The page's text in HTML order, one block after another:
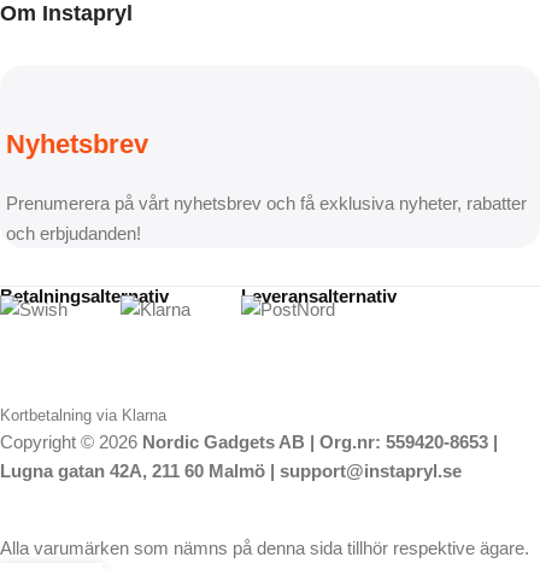
Om Instapryl
Nyhetsbrev
Prenumerera på vårt nyhetsbrev och få exklusiva nyheter, rabatter
och erbjudanden!
Betalningsalternativ
Kortbetalning via Klarna
Leveransalternativ
Copyright © 2026 Nordic Gadgets AB | Org.nr: 559420-8653 |
Lugna gatan 42A, 211 60 Malmö | support@instapryl.se
Alla varumärken som nämns på denna sida tillhör respektive ägare.